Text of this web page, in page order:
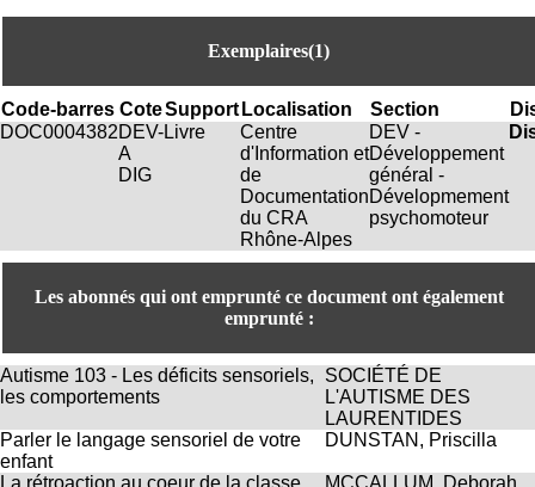
Exemplaires(1)
Code-barres CoteSupport Localisation Section
DOC0004382DEV-
A
DIG
Livre
Centre
d'Information et
de
Documentation
du CRA
Rhône-Alpes
DEV -
Développement
général -
Dévelopmement
psychomoteur
Les abonnés qui ont emprunté ce document ont également
emprunté :
Autisme 103 - Les déficits sensoriels,
les comportements
SOCIÉTÉ DE
L'AUTISME DES
LAURENTIDES
Parler le langage sensoriel de votre
enfant
DUNSTAN, Priscilla
La rétroaction au coeur de la classe MCCALLUM, Deborah
B
d
l
F
-
6
7
R
N